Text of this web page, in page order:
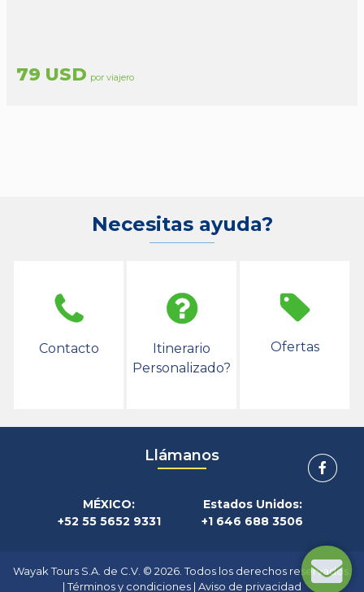
79 USD por viajero
Necesitas ayuda?
Contacto
Itinerario
Personalizado?
Ofertas
Llámanos
MÉXICO:
+52 55 5652 9331
Estados Unidos:
+1 646 688 3506
Wayak Tours S.A. de C.V. © 2026. Todos los derechos reservados.
|Términos y condiciones | Aviso de privacidad